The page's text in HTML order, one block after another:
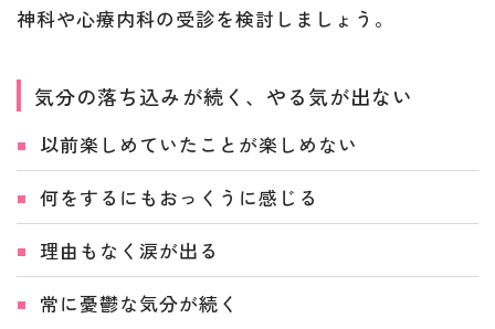
神科や心療内科の受診を検討しましょう。
気分の落ち込みが続く、やる気が出ない
以前楽しめていたことが楽しめない
何をするにもおっくうに感じる
理由もなく涙が出る
常に憂鬱な気分が続く